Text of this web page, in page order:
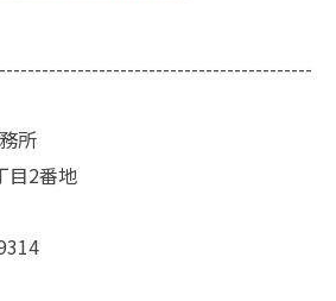
所
目2番地